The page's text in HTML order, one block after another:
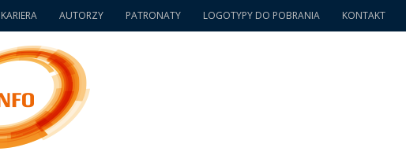
KARIERA AUTORZY PATRONATY LOGOTYPY DO POBRANIA KONTAKT